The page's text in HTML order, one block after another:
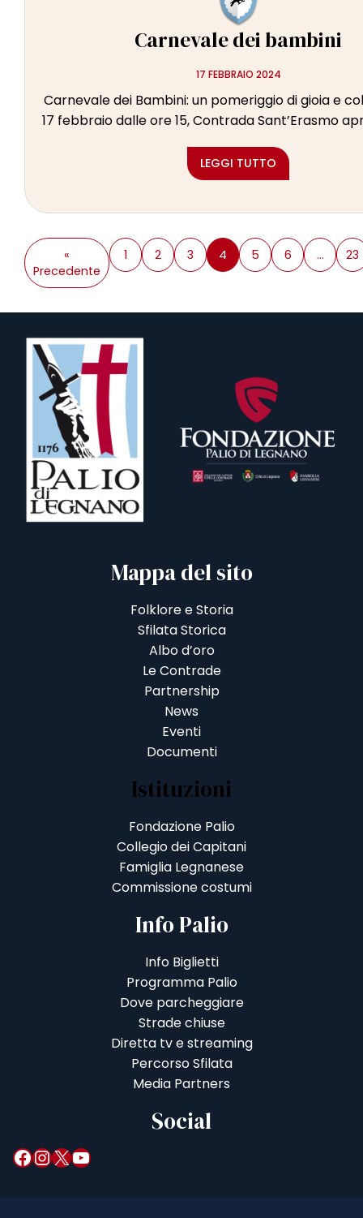
Carnevale dei bambini
17 FEBBRAIO 2024
Carnevale dei Bambini: un pomeriggio di gioia e
17 febbraio dalle ore 15, Contrada Sant’Erasmo
LEGGI TUTTO
«
Precedente
1 2 3 4 5 6 … 23
Mappa del sito
Folklore e Storia
Sfilata Storica
Albo d’oro
Le Contrade
Partnership
News
Eventi
Documenti
Istituzioni
Fondazione Palio
Collegio dei Capitani
Famiglia Legnanese
Commissione costumi
Info Palio
Info Biglietti
Programma Palio
Dove parcheggiare
Strade chiuse
Diretta tv e streaming
Percorso Sfilata
Media Partners
Social
Facebook InstagramX YouTube